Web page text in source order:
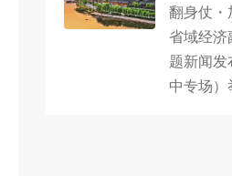
翻身仗
省域经济
题新闻
中专场）